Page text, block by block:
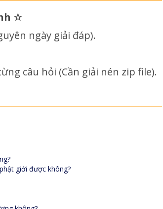
☆
ngày giải đáp).
câu hỏi (Cần giải nén zip file).
giới được không?